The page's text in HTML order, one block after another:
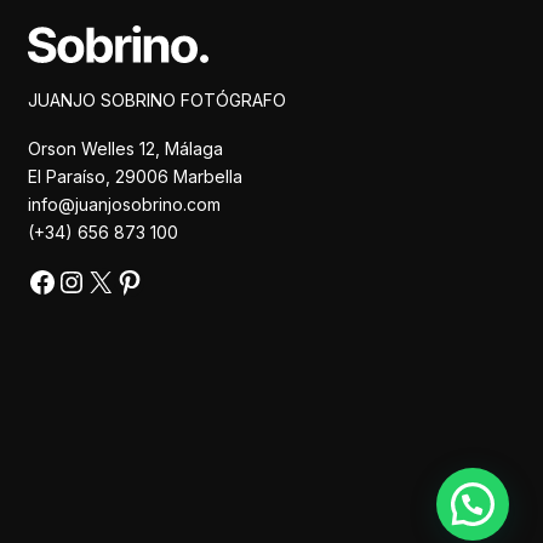
JUANJO SOBRINO FOTÓGRAFO
Orson Welles 12, Málaga
El Paraíso, 29006 Marbella
info@juanjosobrino.com
(+34) 656 873 100
Facebook
Instagram
X Pinterest